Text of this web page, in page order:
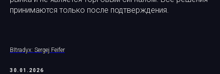
принимаются только после подтверждения.
BItradyx: Sergej Feifer
30.01.2026